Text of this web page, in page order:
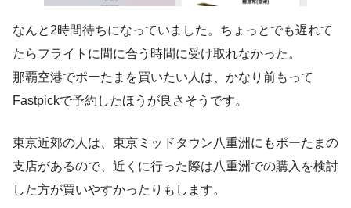
なんと2時間待ちになっていました。ちょっとでも遅れて
たらフライトに間に合う時間に受け取れなかった。
那覇空港でポーたまを買いたい人は、かなり前もって
Fastpickで予約したほうが良さそうです。
東京近郊の人は、東京ミッドタウン八重洲にもポーたまの
支店があるので、近くに行った際は八重洲での購入を検討
した方が買いやすかったりもします。